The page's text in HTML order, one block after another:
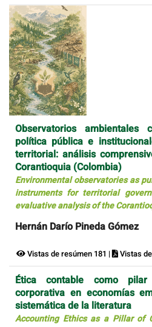
Observatorios ambientales
política pública e
territorial: análisis
Corantioquia (Colombia)
Environmental observatories as
instruments for territorial
evaluative analysis of the
Hernán Darío Pineda Gómez
Vistas de resúmen 181 | Vistas
Ética contable como
corporativa en economías
sistemática de la literatura
Accounting Ethics as a Pillar of